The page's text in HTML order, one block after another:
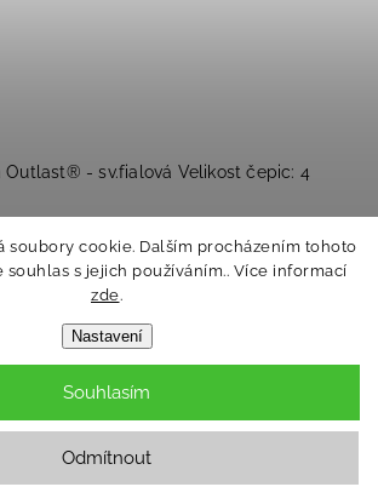
soubory cookie. Dalším procházením tohoto
s jejich používáním.. Více informací
zde.
Nastavení
Odmítnout
Souhlasím
Outlast® - sv.fialová Velikost čepic: 4